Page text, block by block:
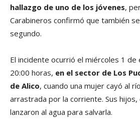
hallazgo de uno de los jóvenes,
Carabineros confirmó que también
segundo.
El incidente ocurrió el miércoles 1 de
20:00 horas, en el sector de Los
de Alico, cuando una mujer cayó al
arrastrada por la corriente. Sus
lanzaron al agua para salvarla.